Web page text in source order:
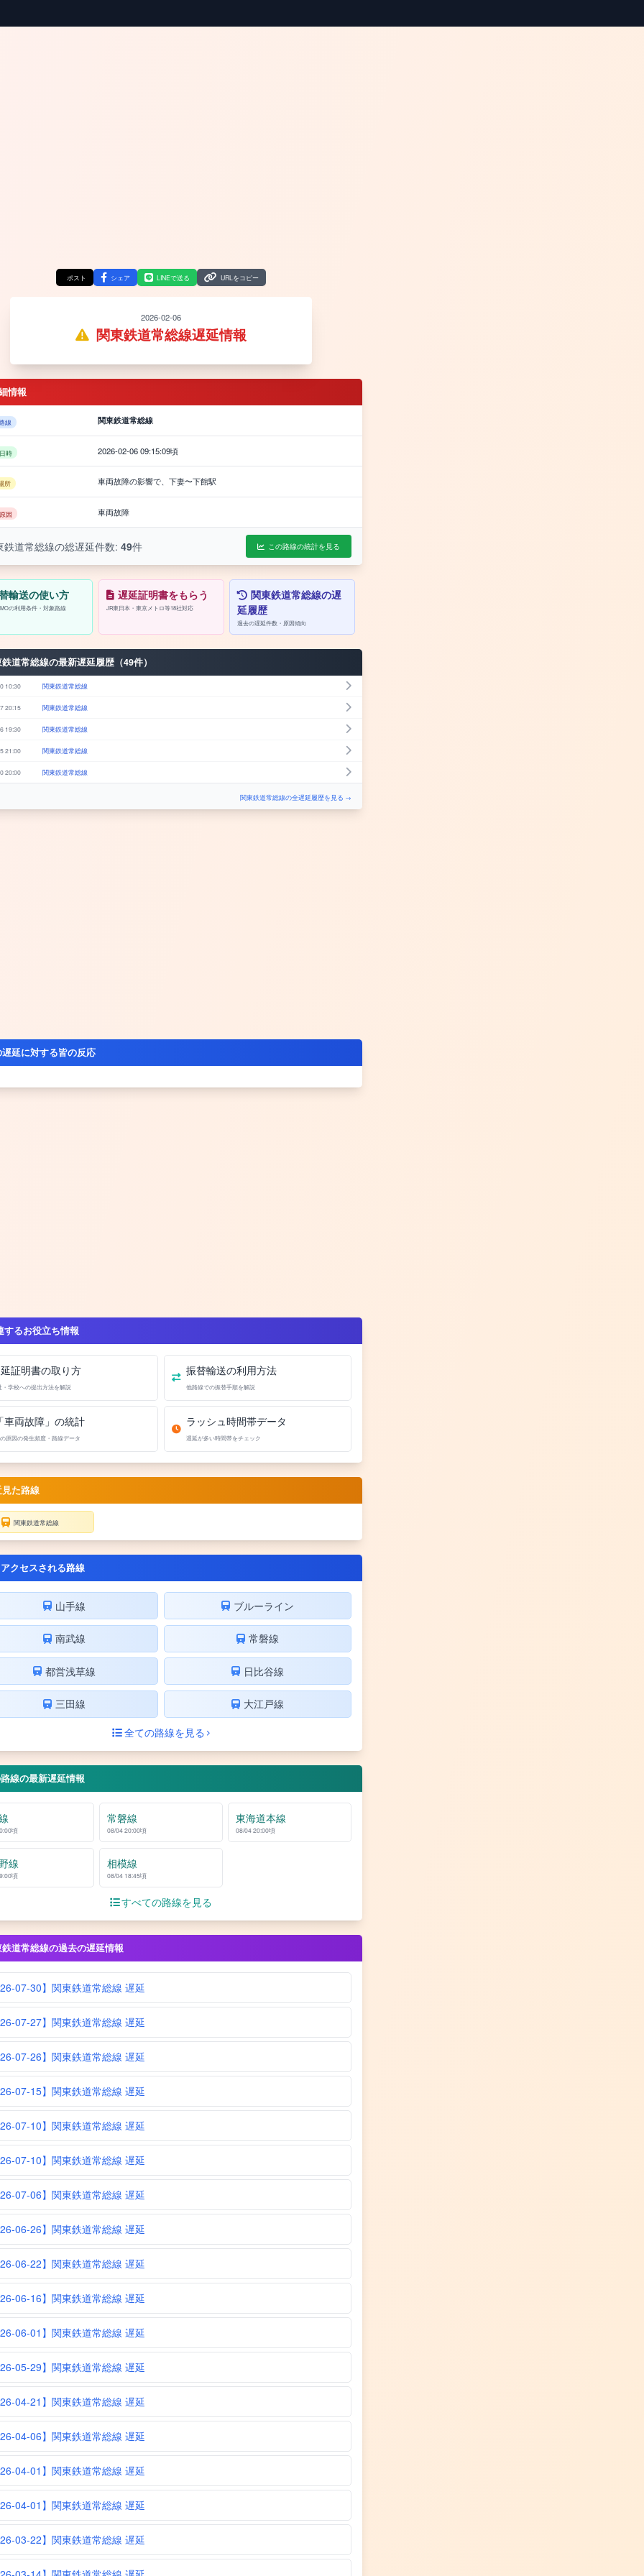
ポスト シェア LINEで送る URLをコピー
2026-02-06
関東鉄道常総線遅延情報
情報
線 関東鉄道常総線
時 2026-02-06 09:15:09頃
所 車両故障の影響で、下妻〜下館駅
因 車両故障
鉄道常総線の総遅延件数: 49件 この路線の統計を見る
輸送の使い方
の利用条件・対象路線
遅延証明書をもらう
JR東日本・東京メトロ等18社対応
関東鉄道常総線の遅
延履歴
過去の遅延件数・原因傾向
道常総線の最新遅延履歴（49件）
10:30 関東鉄道常総線
20:15 関東鉄道常総線
19:30 関東鉄道常総線
21:00 関東鉄道常総線
20:00 関東鉄道常総線
関東鉄道常総線の全遅延履歴を見る →
延に対する皆の反応
するお役立ち情報
証明書の取り方
・学校への提出方法を解説
振替輸送の利用方法
他路線での振替手順を解説
車両故障」の統計
原因の発生頻度・路線データ
ラッシュ時間帯データ
遅延が多い時間帯をチェック
た路線
関東鉄道常総線
クセスされる路線
山手線 ブルーライン
南武線 常磐線
都営浅草線 日比谷線
三田線
大江戸線
全ての路線を見る
線の最新遅延情報
頃
常磐線
08/04 20:00頃
東海道本線
08/04 20:00頃
線
頃
相模線
08/04 18:45頃
すべての路線を見る
道常総線の過去の遅延情報
07-30】関東鉄道常総線 遅延
07-27】関東鉄道常総線 遅延
07-26】関東鉄道常総線 遅延
07-15】関東鉄道常総線 遅延
07-10】関東鉄道常総線 遅延
07-10】関東鉄道常総線 遅延
07-06】関東鉄道常総線 遅延
06-26】関東鉄道常総線 遅延
06-22】関東鉄道常総線 遅延
06-16】関東鉄道常総線 遅延
06-01】関東鉄道常総線 遅延
05-29】関東鉄道常総線 遅延
04-21】関東鉄道常総線 遅延
04-06】関東鉄道常総線 遅延
04-01】関東鉄道常総線 遅延
04-01】関東鉄道常総線 遅延
03-22】関東鉄道常総線 遅延